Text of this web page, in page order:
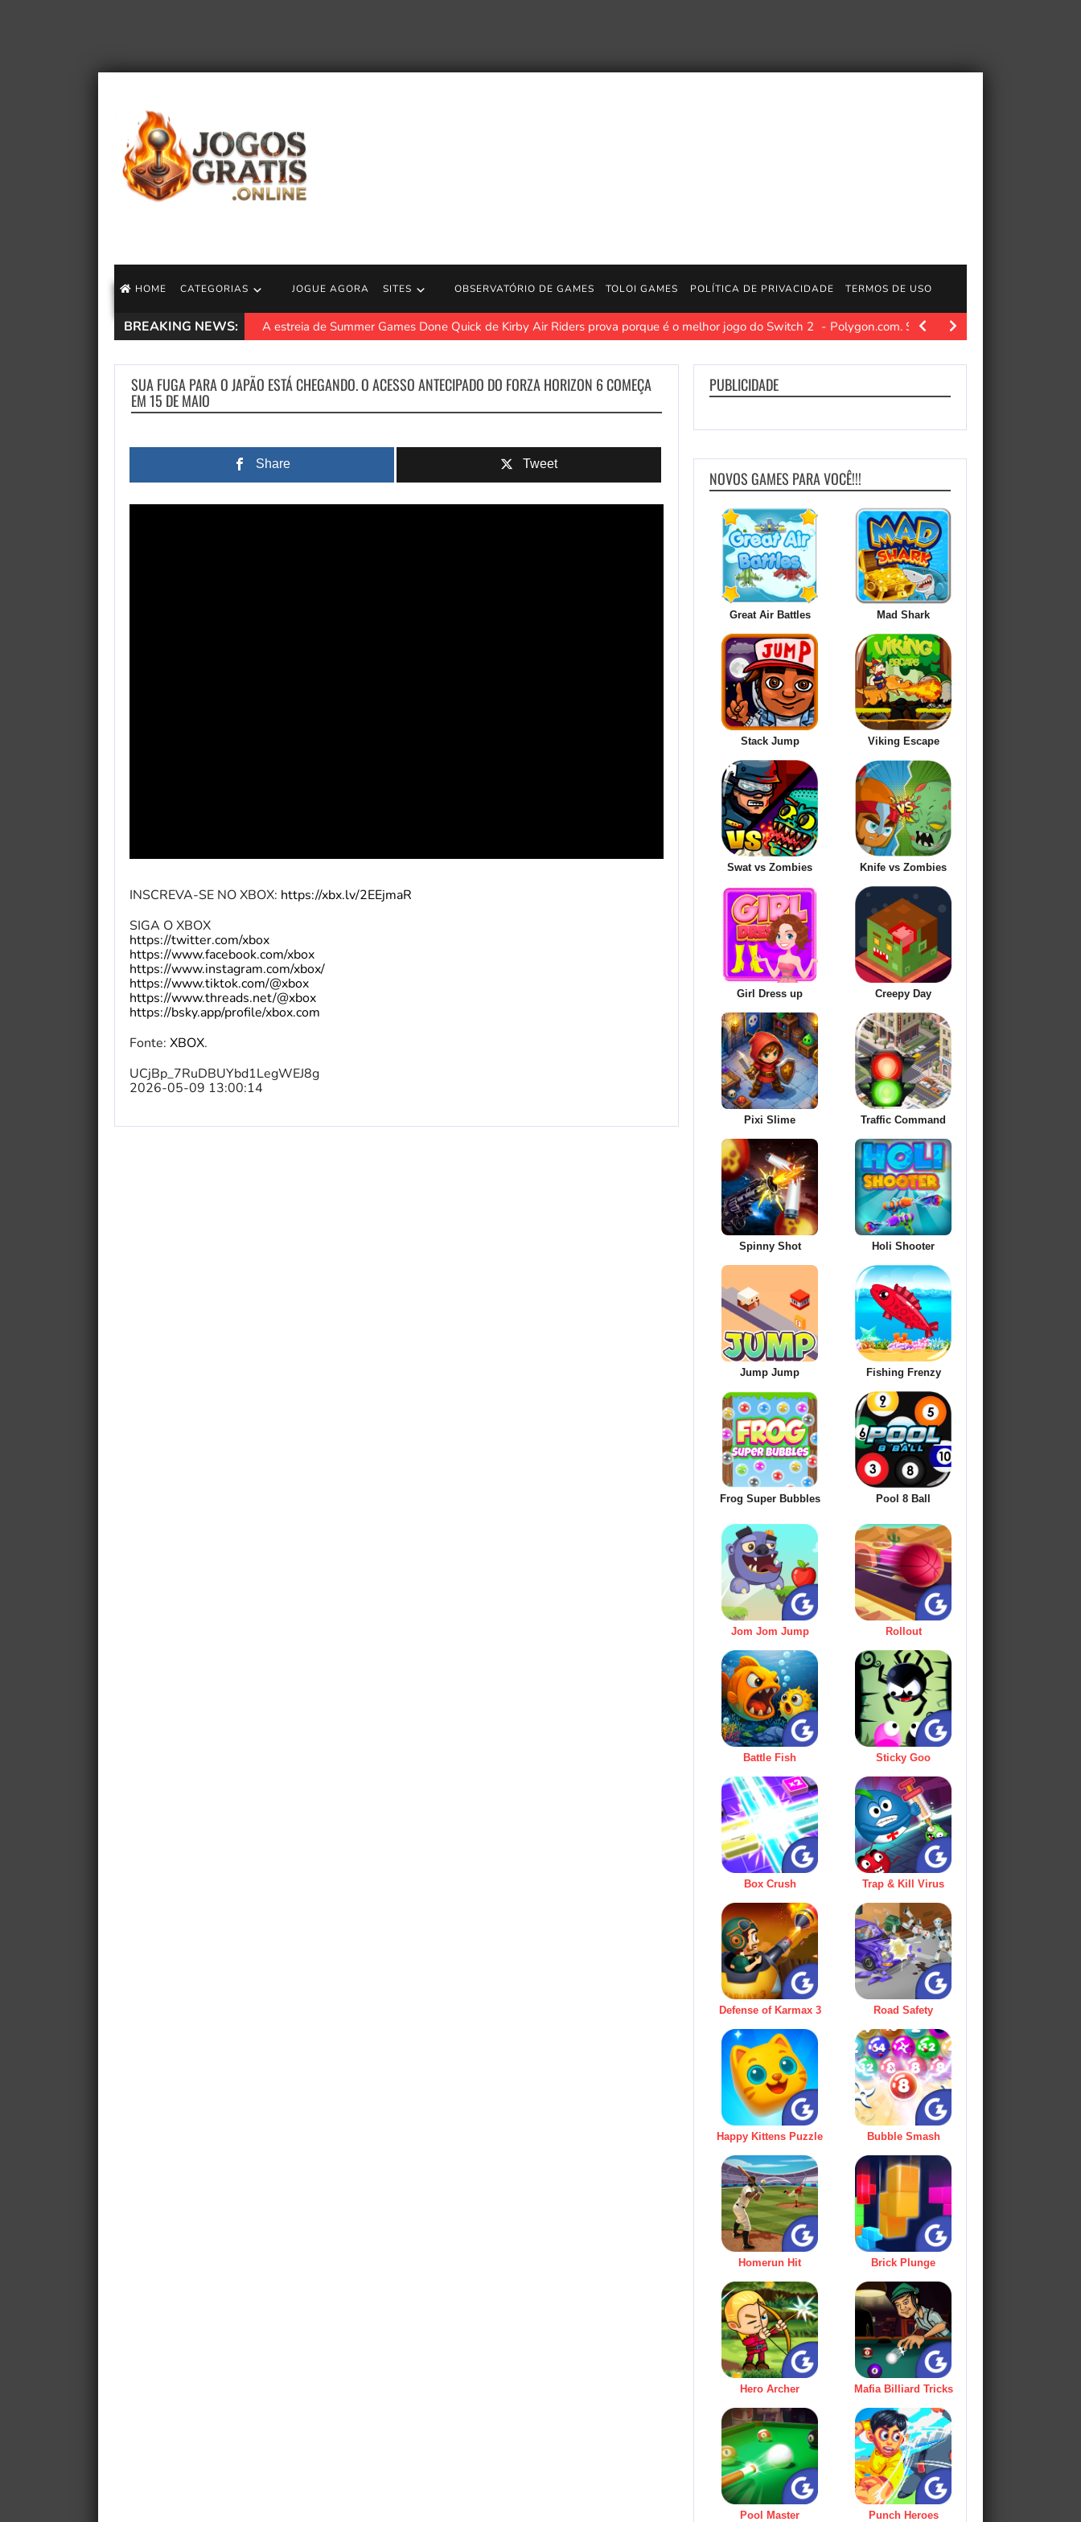
HOME CATEGORIAS JOGUE AGORA SITES OBSERVATÓRIO DE GAMES TOLOI GAMES POLÍTICA DE PRIVACIDADE TERMOS DE USO
BREAKING NEWS: Fã de Pokémon Pitch Black ganha o primeiro pacote de deuses dourados do mundo Polygon.com. Quando uma loja de cartões local em Alberta,…
SUA FUGA PARA O JAPÃO ESTÁ CHEGANDO. O ACESSO ANTECIPADO DO FORZA HORIZON 6 COMEÇA
EM 15 DE MAIO
Share Tweet
INSCREVA-SE NO XBOX: https://xbx.lv/2EEjmaR
SIGA O XBOX
https://twitter.com/xbox
https://www.facebook.com/xbox
https://www.instagram.com/xbox/
https://www.tiktok.com/@xbox
https://www.threads.net/@xbox
https://bsky.app/profile/xbox.com
Fonte: XBOX.
UCjBp_7RuDBUYbd1LegWEJ8g
2026-05-09 13:00:14
PUBLICIDADE
NOVOS GAMES PARA VOCÊ!!!
Great Air Battles Mad Shark
Stack Jump Viking Escape
Swat vs Zombies Knife vs Zombies
Girl Dress up Creepy Day
Pixi Slime Traffic Command
Spinny Shot Holi Shooter
Jump Jump Fishing Frenzy
Frog Super Bubbles Pool 8 Ball
Jom Jom Jump Rollout
Battle Fish Sticky Goo
Box Crush Trap & Kill Virus
Defense of Karmax 3 Road Safety
Happy Kittens Puzzle Bubble Smash
Homerun Hit Brick Plunge
Hero Archer Mafia Billiard Tricks
Pool Master Punch Heroes